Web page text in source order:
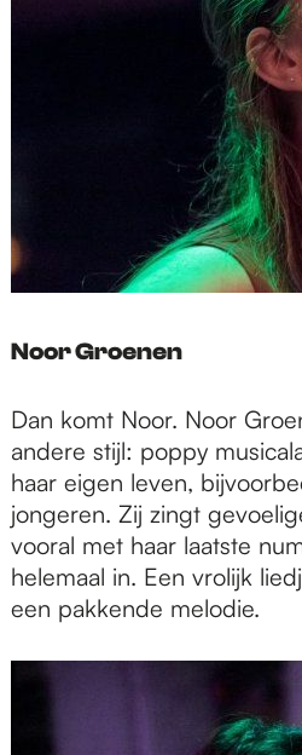
Noor Groenen
Dan komt Noor. Noor
andere stijl: poppy
haar eigen leven,
jongeren. Zij zingt
vooral met haar laatste
helemaal in. Een vrolijk
een pakkende melodie.